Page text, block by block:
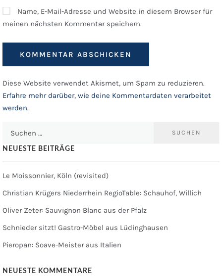
Name, E-Mail-Adresse und Website in diesem Browser für
meinen nächsten Kommentar speichern.
Diese Website verwendet Akismet, um Spam zu reduzieren.
Erfahre mehr darüber, wie deine Kommentardaten verarbeitet
werden.
NEUESTE BEITRÄGE
Le Moissonnier, Köln (revisited)
Christian Krügers Niederrhein RegioTable: Schauhof, Willich
Oliver Zeter: Sauvignon Blanc aus der Pfalz
Schnieder sitzt! Gastro-Möbel aus Lüdinghausen
Pieropan: Soave-Meister aus Italien
NEUESTE KOMMENTARE